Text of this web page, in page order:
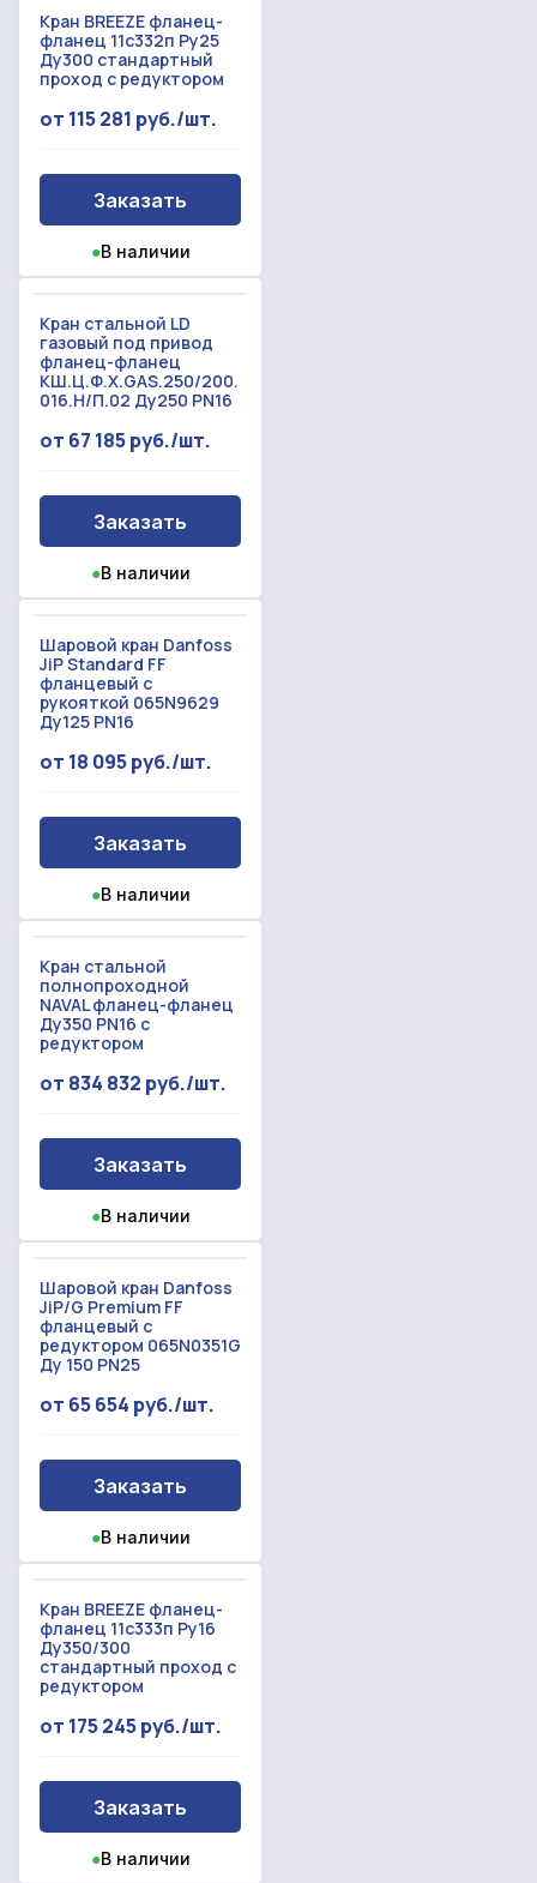
Кран BREEZE фланец-
фланец 11с332п Ру25
Ду300 стандартный
проход с редуктором
от 115 281 руб./шт.
Заказать
●В наличии
Кран стальной LD
газовый под привод
фланец-фланец
КШ.Ц.Ф.Х.GAS.250/200.
016.Н/П.02 Ду250 PN16
от 67 185 руб./шт.
Заказать
●В наличии
Шаровой кран Danfoss
JiP Standard FF
фланцевый с
рукояткой 065N9629
Ду125 PN16
от 18 095 руб./шт.
Заказать
●В наличии
Кран стальной
полнопроходной
NAVAL фланец-фланец
Ду350 PN16 с
редуктором
от 834 832 руб./шт.
Заказать
●В наличии
Шаровой кран Danfoss
JiP/G Premium FF
фланцевый с
редуктором 065N0351G
Ду 150 PN25
от 65 654 руб./шт.
Заказать
●В наличии
Кран BREEZE фланец-
фланец 11с333п Ру16
Ду350/300
стандартный проход с
редуктором
от 175 245 руб./шт.
Заказать
●В наличии